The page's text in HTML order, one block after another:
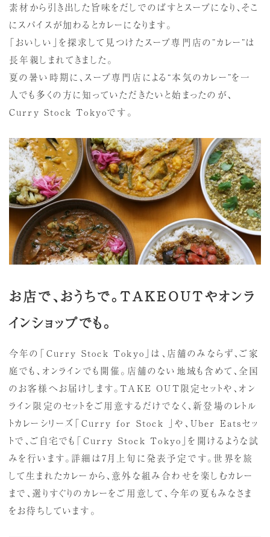
素材から引き出した旨味をだしでのばすとスープになり、そこ
にスパイスが加わるとカレーになります。
「おいしい」を探求して見つけたスープ専門店の”カレー”は
長年親しまれてきました。
夏の暑い時期に、スープ専門店による“本気のカレー”を一
人でも多くの方に知っていただきたいと始まったのが、
Curry Stock Tokyoです。
お店で、おうちで。TAKEOUTやオンラ
インショップでも。
今年の「Curry Stock Tokyo」は、店舗のみならず、ご家
庭でも、オンラインでも開催。店舗のない地域も含めて、全国
のお客様へお届けします。TAKE OUT限定セットや、オン
ライン限定のセットをご用意するだけでなく、新登場のレトル
トカレーシリーズ「Curry for Stock 」や、Uber Eatsセッ
トで、ご自宅でも「Curry Stock Tokyo」を開けるような試
みを行います。詳細は7月上旬に発表予定です。世界を旅
して生まれたカレーから、意外な組み合わせを楽しむカレー
まで、選りすぐりのカレーをご用意して、今年の夏もみなさま
をお待ちしています。